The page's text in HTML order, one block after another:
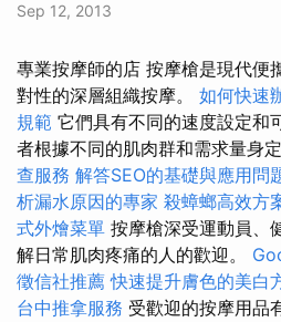
Sep 12, 2013
專業按摩師的店 按摩槍是現代便
對性的深層組織按摩。 如何快速
規範 它們具有不同的速度設定和
者根據不同的肌肉群和需求量身
查服務 解答SEO的基礎與應用問
析漏水原因的專家 殺蟑螂高效方
式外燴菜單 按摩槍深受運動員、
解日常肌肉疼痛的人的歡迎。
徵信社推薦 快速提升膚色的美白
台中推拿服務 受歡迎的按摩用品